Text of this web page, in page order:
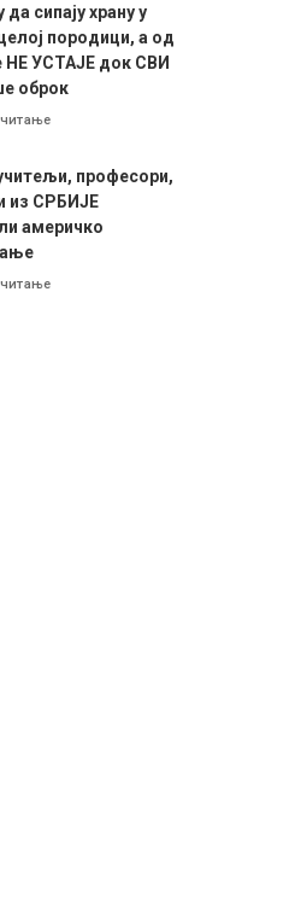
да сипају храну у
породици, а од
НЕ УСТАЈЕ док СВИ
оброк
професори,
из СРБИЈЕ
америчко